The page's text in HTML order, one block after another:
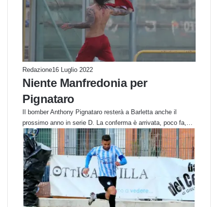
Redazione16 Luglio 2022
Niente Manfredonia per
Pignataro
Il bomber Anthony Pignataro resterà a Barletta anche il
prossimo anno in serie D. La conferma è arrivata, poco fa,…